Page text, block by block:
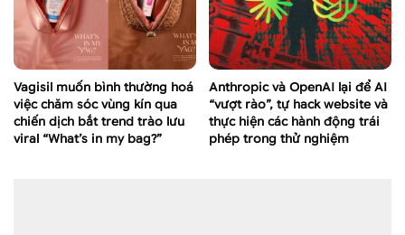
Vagisil muốn bình thường hoá
việc chăm sóc vùng kín qua
chiến dịch bắt trend trào lưu
viral “What’s in my bag?”
Anthropic và OpenAI lại để AI
“vượt rào”, tự hack website và
thực hiện các hành động trái
phép trong thử nghiệm